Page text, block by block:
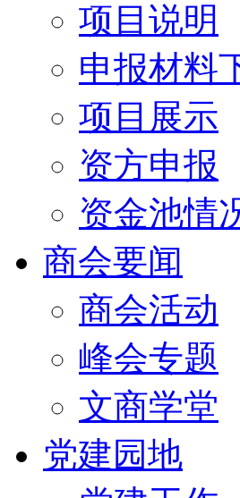
项目说明
申报材料
项目展示
资方申报
资金池情
商会要闻
商会活动
峰会专题
文商学堂
党建园地